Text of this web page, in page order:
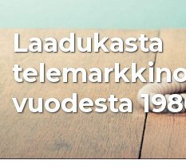
Laadukasta
vuodesta